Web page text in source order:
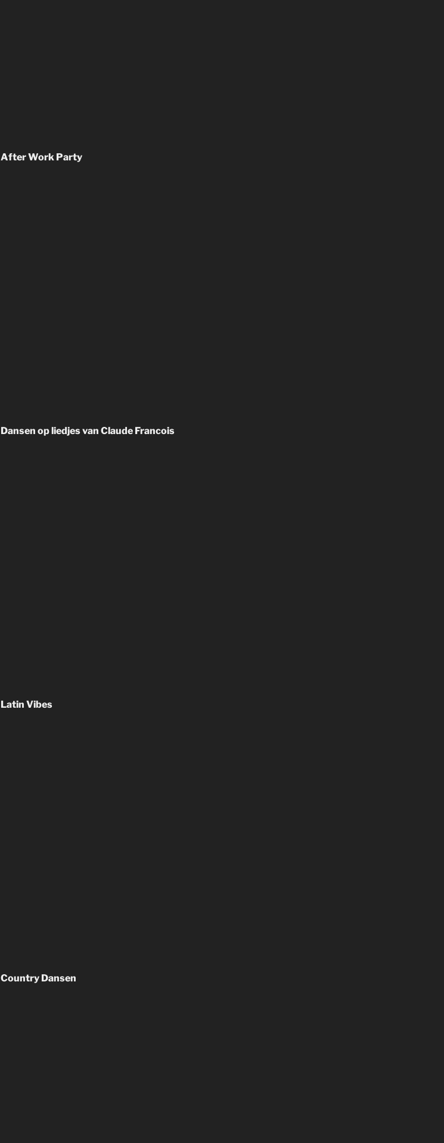
After Work Party
Dansen op liedjes van Claude Francois
Latin Vibes
Country Dansen